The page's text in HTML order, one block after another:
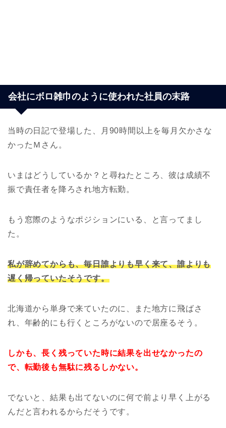
会社にボロ雑巾のように使われた社員の末路
当時の日記で登場した、月90時間以上を毎月欠かさな
かったＭさん。
いまはどうしているか？と尋ねたところ、彼は成績不
振で責任者を降ろされ地方転勤。
もう窓際のようなポジションにいる、と言ってまし
た。
私が辞めてからも、毎日誰よりも早く来て、誰よりも
遅く帰っていたそうです。
北海道から単身で来ていたのに、また地方に飛ばさ
れ、年齢的にも行くところがないので居座るそう。
しかも、長く残っていた時に結果を出せなかったの
で、転勤後も無駄に残るしかない。
でないと、結果も出てないのに何で前より早く上がる
んだと言われるからだそうです。